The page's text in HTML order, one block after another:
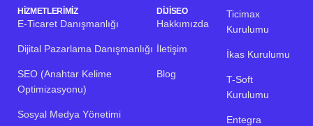
HIZMETLERIMIZ
E-Ticaret Danışmanlığı
Dijital Pazarlama Danışmanlığı
SEO (Anahtar Kelime
Optimizasyonu)
Sosyal Medya Yönetimi
DIJISEO
Hakkımızda
İletişim
Blog
Ticimax
Kurulumu
İkas Kurulumu
T-Soft
Kurulumu
Entegra